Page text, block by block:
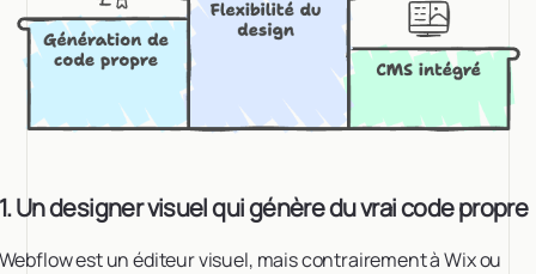
Un designer visuel qui génère du vrai code propre
est un éditeur visuel, mais contrairement à Wix ou